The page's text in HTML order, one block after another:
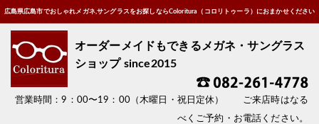
広島県広島市でおしゃれメガネ,サングラスをお探しならColoritura（コロリトゥーラ）におまかせください
オーダーメイドもできるメガネ・サングラス
ショップ since2015
営業時間：9：00〜19：00（木曜日・祝日定休） ご来店時はなる
べくご予約・お電話ください。